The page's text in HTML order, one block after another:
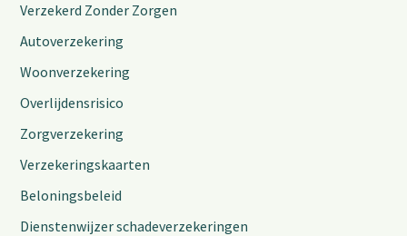
Verzekerd Zonder Zorgen
Autoverzekering
Woonverzekering
Overlijdensrisico
Zorgverzekering
Verzekeringskaarten
Beloningsbeleid
Dienstenwijzer schadeverzekeringen